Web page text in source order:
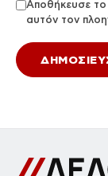
Αποθήκευσε το
αυτόν τον